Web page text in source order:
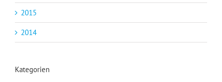
2015
2014
Kategorien